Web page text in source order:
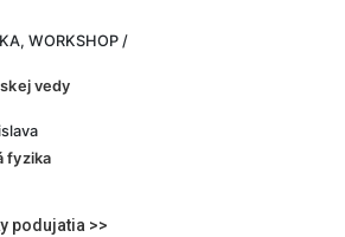
WORKSHOP /
vedy
fyzika
podujatia >>